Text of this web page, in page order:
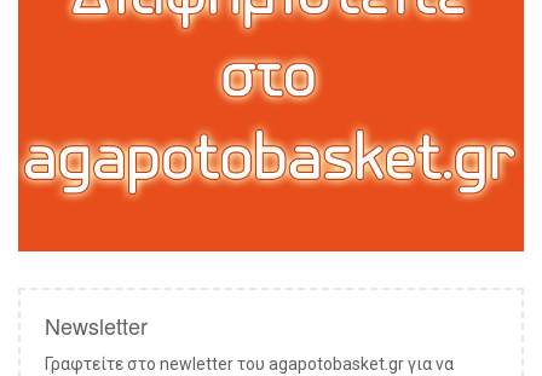
Newsletter
Γραφτείτε στο newletter του agapotobasket.gr για να